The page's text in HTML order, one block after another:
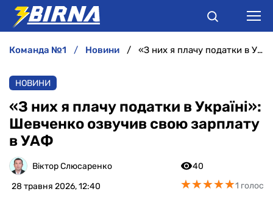
АНАЛІТИКА
ІНТЕРВ'Ю
РІЗНЕ
команда №1 новини «З них я плачу податки в Україні»: Шевченко озвучив свою зарплату в УАФ
НОВИНИ
«З них я плачу податки в Україні»:
Шевченко озвучив свою зарплату
в УАФ
Віктор Слюсаренко
28 травня 2026, 12:40
40
★★★★★
★★★★★1 голос